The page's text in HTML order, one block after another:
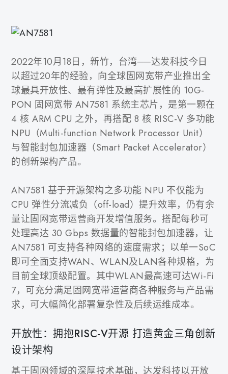
2022年10月18日，新竹，台湾──达发科技今日
以超过20年的经验，向全球固网宽带产业推出全
球最具开放性、最有弹性及最高扩展性的 10G-
PON 固网宽带 AN7581 系统主芯片，是第一颗在
4 核 ARM CPU 之外，再搭配 8 核 RISC-V 多功能
NPU（Multi-function Network Processor Unit）
与智能封包加速器（Smart Packet Accelerator）
的创新架构产品。
AN7581 基于开源架构之多功能 NPU 不仅能为
CPU 弹性分流减负（off-load）提升效率，仍有余
量让固网宽带运营商开发增值服务。搭配每秒可
处理高达 30 Gbps 数据量的智能封包加速器，让
AN7581 可支持各种网络的速度需求；以单一SoC
即可全面支持WAN、WLAN及LAN各种规格，为
目前全球顶级配置。其中WLAN最高速可达Wi-Fi
7，可充分满足固网宽带运营商各种服务与产品需
求，可大幅简化部署复杂性及后续运维成本。
开放性：拥抱RISC-V开源 打造黄金三角创新
设计架构
基于固网领域的深厚技术基础，达发科技以开放